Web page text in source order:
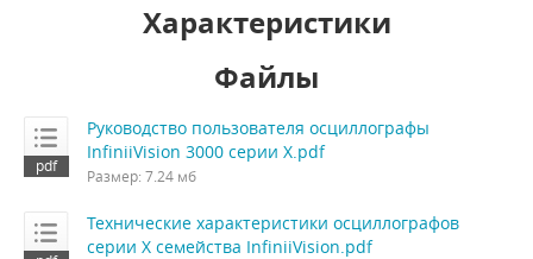
Характеристики
Файлы
Руководство пользователя осциллографы
InfiniiVision 3000 серии X.pdf
Размер: 7.24 мб
Технические характеристики осциллографов
серии X семейства InfiniiVision.pdf